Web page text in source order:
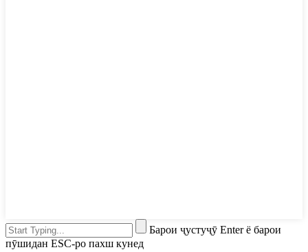
Барои ҷустуҷӯ Enter ё барои
пӯшидан ESC-ро пахш кунед